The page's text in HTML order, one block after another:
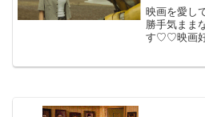
SFアクシ
映画を愛し
勝手気まま
す♡♡映画好